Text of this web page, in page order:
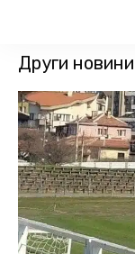
Други новини